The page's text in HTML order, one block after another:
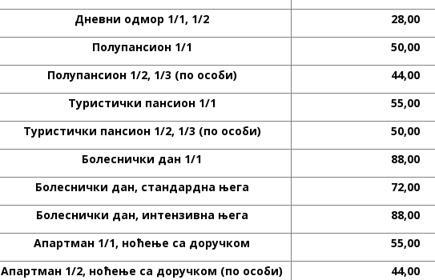
Дневни одмор 1/1, 1/2
28,00
Полупансион1/1
50,00
Полупансион1/2, 1/3 (по особи)
44,00
Туристички пансион1/1
55,00
Туристички пансион 1/2, 1/3 (по особи)
50,00
Болеснички дан 1/1
88,00
Болеснички дан, стандардна њега
72,00
Болеснички дан, интензивна њега
88,00
Апартман 1/1, ноћење са доручком
55,00
Апартман 1/2, ноћење са доручком (по особи)
44,00